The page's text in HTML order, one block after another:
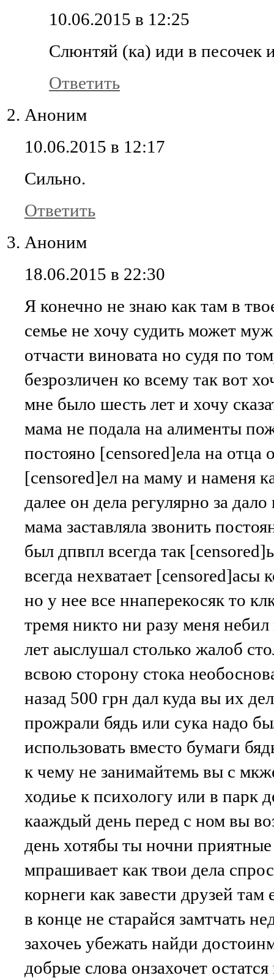
10.06.2015 в 12:25
Слюнтяй (ка) иди в песочек
Ответить
Аноним
10.06.2015 в 12:17
Сильно.
Ответить
Аноним
18.06.2015 в 22:30
Я конечно не знаю как там в
семье не хочу судить может
отчасти виновата но судя по
безрозличен ко всему так вот
мне было шесть лет и хочу
мама не подала на алименты
постояно [censored]ела на отца
[censored]ел на маму и наменя
далее он дела регулярно за
мама заставляла звонить
был дпвпл всегда так
всегда нехватает [censored]асы
но у нее все ннаперекосяк то
тремя никто ни разу меня
лет аыслушал столько жалоб
всвою сторону стока
назад 500 грн дал куда вы их
прожрали бядь или сука надо
использовать вместо бумаги
к чему не занимайтемь вы с
ходиье к психологу или в парк
кааждый день перед с ном вы
день хотябы ты ночни
мпрашивает как твои дела
корнеги как завести друзей
в конце не старайся замтчать
захочеь убежать найди
добрые слова онзахочет